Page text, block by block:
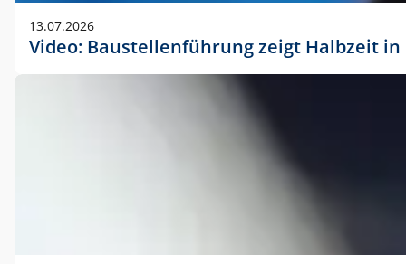
13.07.2026
Video: Baustellenführung zeigt Halbzeit